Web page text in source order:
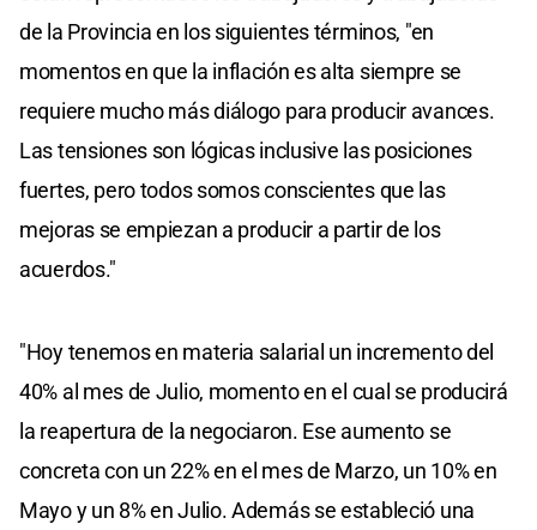
de la Provincia en los siguientes términos, "en
momentos en que la inflación es alta siempre se
requiere mucho más diálogo para producir avances.
Las tensiones son lógicas inclusive las posiciones
fuertes, pero todos somos conscientes que las
mejoras se empiezan a producir a partir de los
acuerdos."
"Hoy tenemos en materia salarial un incremento del
40% al mes de Julio, momento en el cual se producirá
la reapertura de la negociaron. Ese aumento se
concreta con un 22% en el mes de Marzo, un 10% en
Mayo y un 8% en Julio. Además se estableció una